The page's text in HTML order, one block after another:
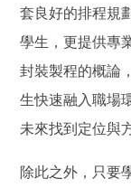
套良好的排程規
學生，更提供專
封裝製程的概論
生快速融入職場
未來找到定位與
除此之外，只要